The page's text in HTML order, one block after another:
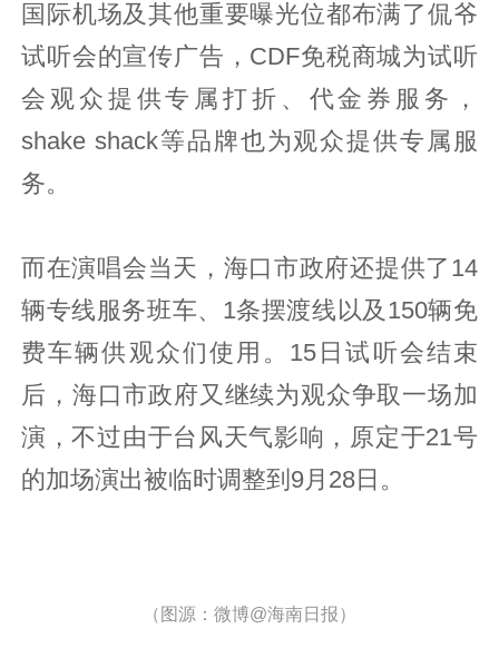
国际机场及其他重要曝光位都布满了侃爷
试听会的宣传广告，CDF免税商城为试听
会观众提供专属打折、代金券服务，
shake shack等品牌也为观众提供专属服
务。
而在演唱会当天，海口市政府还提供了14
辆专线服务班车、1条摆渡线以及150辆免
费车辆供观众们使用。15日试听会结束
后，海口市政府又继续为观众争取一场加
演，不过由于台风天气影响，原定于21号
的加场演出被临时调整到9月28日。
（图源：微博@海南日报）